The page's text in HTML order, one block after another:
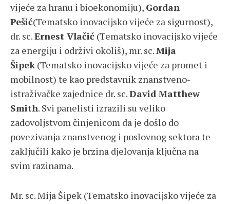
vijeće za hranu i bioekonomiju), Gordan
Pešić(Tematsko inovacijsko vijeće za sigurnost),
dr. sc.Ernest Vlačić (Tematsko inovacijsko vijeće
za energiju i održivi okoliš), mr. sc.Mija
Šipek(Tematsko inovacijsko vijeće za promet i
mobilnost) te kao predstavnik znanstveno-
istraživačke zajednice dr. sc.David Matthew
Smith. Svi panelisti izrazili su veliko
zadovoljstvom činjenicom da je došlo do
povezivanja znanstvenog i poslovnog sektora te
zaključili kako je brzina djelovanja ključna na
svim razinama.
Mr. sc. Mija Šipek (Tematsko inovacijsko vijeće za